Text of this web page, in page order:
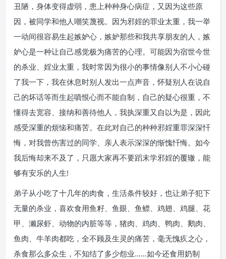
丑陋，身体变得虚弱，患上种种身心病症，又因为这些原
因，被同学和他人嘲笑蔑视。因为邪婬的罪业太重，我一举
一动间很容易生起嫉妒心，嫉妒那些和我共享朋友的人，嫉
妒心是一种让自己感觉极为痛苦的心理。可能因为宿世今世
的杀业、婬业太重，我时常因为很小的事情像别人不小心碰
了我一下，我在休息时别人发出一点声音，怀疑别人在说自
己的坏话等而生起嗔恨心而不能自制，自己的疑心很重，不
懂得去宽容、接纳和善待他人，我执深重又自以为是，因此
感受深重的烦恼和痛苦。在此对自己的种种邪婬重罪深深忏
悔，对我曾伤害过的同学、亲人表示深深的惭愧忏悔。如今
我后悔却来不及了，只愿大家再不要蹈末学邪婬的覆辙，能
够有安乐的人生!
弟子从小吃了十几年的肉食，生活条件较好，也让弟子犯下
无量的杀业，喜欢食用鱼籽、鱼眼、鱼鳔、鸡翅、鸡腿、花
甲、濑尿虾、动物的内脏等等，猪肉、鸡肉、鸭肉、鹅肉、
鱼肉、牛羊肉都吃，全不顾及生灵的痛苦，毫无愧疚之心，
杀食那么多众生，不知结了多少怨业……如今还食用奶制